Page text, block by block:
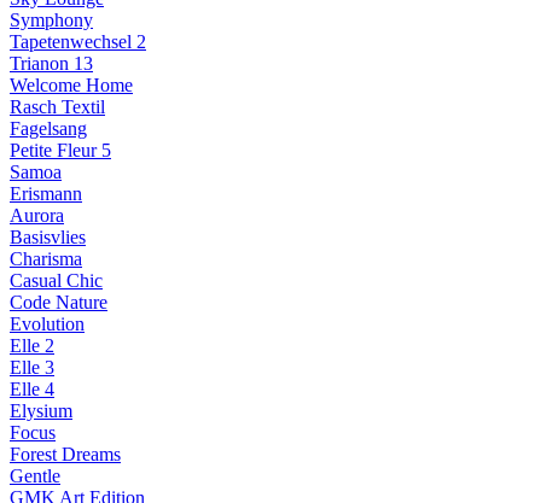
Symphony
Tapetenwechsel 2
Trianon 13
Welcome Home
Rasch Textil
Fagelsang
Petite Fleur 5
Samoa
Erismann
Aurora
Basisvlies
Charisma
Casual Chic
Code Nature
Evolution
Elle 2
Elle 3
Elle 4
Elysium
Focus
Forest Dreams
Gentle
GMK Art Edition